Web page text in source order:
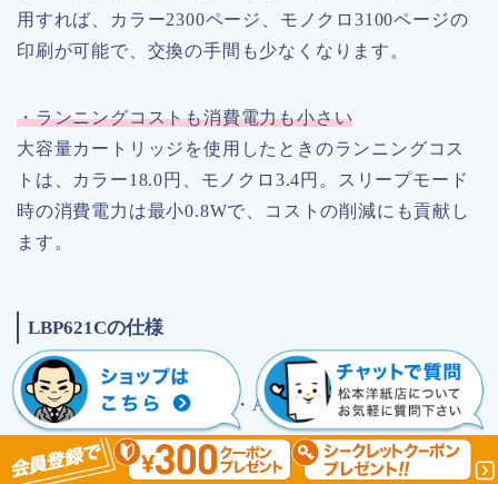
用すれば、カラー2300ページ、モノクロ3100ページの
印刷が可能で、交換の手間も少なくなります。
・ランニングコストも消費電力も小さい
大容量カートリッジを使用したときのランニングコス
トは、カラー18.0円、モノクロ3.4円。スリープモード
時の消費電力は最小0.8Wで、コストの削減にも貢献し
ます。
LBP621Cの仕様
●価格
参考：2万8738円（税込み・Amazon 22/01/25現在）
●ランニングコスト